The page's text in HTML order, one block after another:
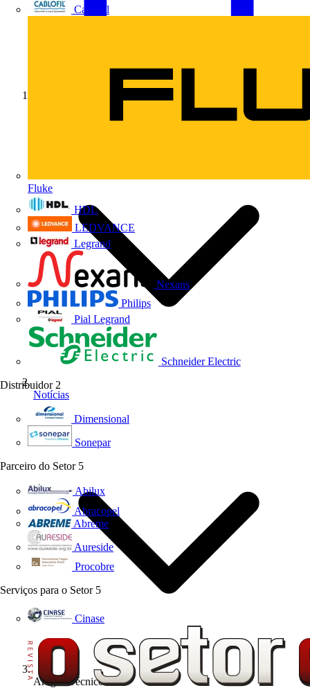
Cablofil
Fluke
HDL
LEDVANCE
Legrand
Nexans
Philips
Pial Legrand
Schneider Electric
Distribuidor 2
Dimensional
Sonepar
Parceiro do Setor 5
Abilux
Abracopel
Abreme
Aureside
Procobre
Serviços para o Setor 5
Cinase
Notícias
Artigos Técnicos